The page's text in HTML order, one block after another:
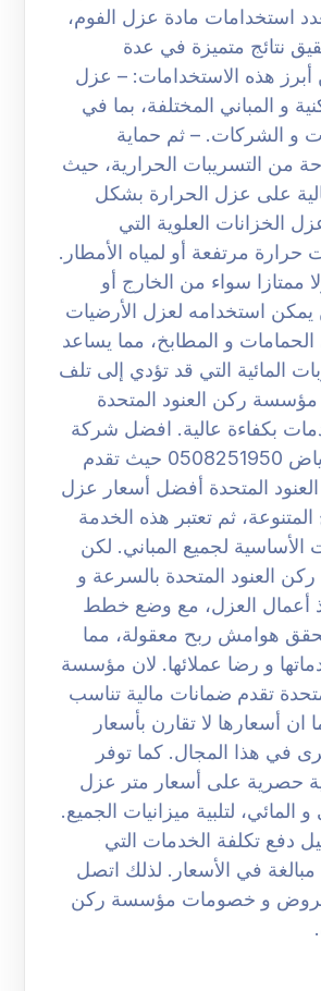
استخدامات مادة عزل الفوم،
نتائج متميزة في عدة
هذه الاستخدامات: – عزل
و المباني المختلفة، بما في
و الشركات. – ثم حماية
من التسريبات الحرارية، حيث
على عزل الحرارة بشكل
الخزانات العلوية التي
مرتفعة أو لمياه الأمطار.
ممتازا سواء من الخارج أو
يمكن استخدامه لعزل الأرضيات
و المطابخ، مما يساعد
المائية التي قد تؤدي إلى تلف
مؤسسة ركن العنود المتحدة
بكفاءة عالية. افضل شركة
عزل فوم بالرياض 0508251950 حيث تقدم
المتحدة أفضل أسعار عزل
ثم تعتبر هذه الخدمة
لجميع المباني. لكن
العنود المتحدة بالسرعة و
أعمال العزل، مع وضع خطط
هوامش ربح معقولة، مما
و رضا عملائها. لان مؤسسة
تقدم ضمانات مالية تناسب
ان أسعارها لا تقارن بأسعار
في هذا المجال. كما توفر
حصرية على أسعار متر عزل
المائي، لتلبية ميزانيات الجميع.
دفع تكلفة الخدمات التي
مبالغة في الأسعار. لذلك اتصل
عروض و خصومات مؤسسة ركن